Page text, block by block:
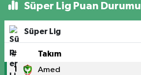
Süper Lig Puan Durumu
Süper Lig
# Takım
1 Amed